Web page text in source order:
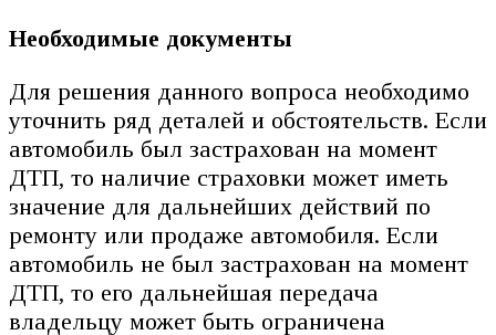
Необходимые документы
Для решения данного вопроса необходимо
уточнить ряд деталей и обстоятельств. Если
автомобиль был застрахован на момент
ДТП, то наличие страховки может иметь
значение для дальнейших действий по
ремонту или продаже автомобиля. Если
автомобиль не был застрахован на момент
ДТП, то его дальнейшая передача
владельцу может быть ограничена